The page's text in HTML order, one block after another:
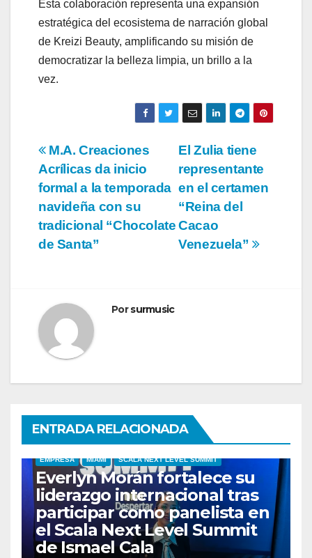
Esta colaboración representa una expansión
estratégica del ecosistema de narración global
de Kreizi Beauty, amplificando su misión de
democratizar la belleza limpia, un brillo a la
vez.
Navegación
de
entradas
El Zulia tiene
representante
en el certamen
“Reina del
Cacao
Venezuela”
M.A. Creaciones
Acrílicas da inicio
formal a la temporada
navideña con su
tradicional “Chocolate
de Santa”
Porsurmusic
ENTRADA RELACIONADA
EMPRESA MIAMI SCALA NEXT LEVEL SUMMIT
Everlyn Morán fortalece su
liderazgo internacional tras
participar como panelista en
el Scala Next Level Summit
de Ismael Cala